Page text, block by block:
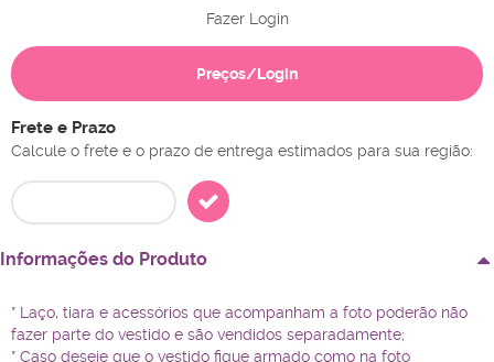
Fazer Login
Preços/Login
Frete e Prazo
Calcule o frete e o prazo de entrega estimados para sua região:
Informações do Produto
* Laço, tiara e acessórios que acompanham a foto poderão não
fazer parte do vestido e são vendidos separadamente;
* Caso deseje que o vestido fique armado como na foto